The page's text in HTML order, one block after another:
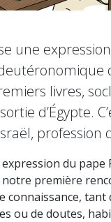
une
livres,
d’Égypte.
du
première
tant
ou de doutes,